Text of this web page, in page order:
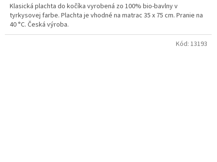
Klasická plachta do kočíka vyrobená zo 100% bio-bavlny v
tyrkysovej farbe. Plachta je vhodné na matrac 35 x 75 cm. Pranie na
40 °C. Česká výroba.
Kód: 13193